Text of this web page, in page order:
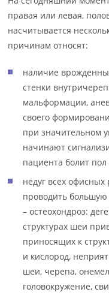
правая или левая,
насчитывается
причинам относят:
наличие
стенки
мальформации,
своего
при значительном
начинают
пациента болит
недуг всех
проводить
– остеохондроз:
структурах шеи
приносящих к
и кислород,
шеи, черепа,
головокружение,